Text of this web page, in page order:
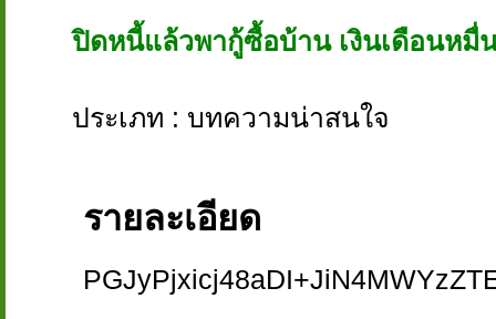
ปิดหนี้แล้วพากู้ซื้อบ้าน เงินเดือนหมื่
ประเภท : บทความน่าสนใจ
รายละเอียด